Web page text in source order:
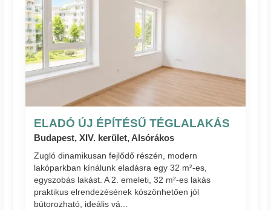
ELADÓ ÚJ ÉPÍTÉSŰ TÉGLALAKÁS
Budapest, XIV. kerület, Alsórákos
Zugló dinamikusan fejlődő részén, modern
lakóparkban kínálunk eladásra egy 32 m²-es,
egyszobás lakást. A 2. emeleti, 32 m²-es lakás
praktikus elrendezésének köszönhetően jól
bútorozható, ideális vá...